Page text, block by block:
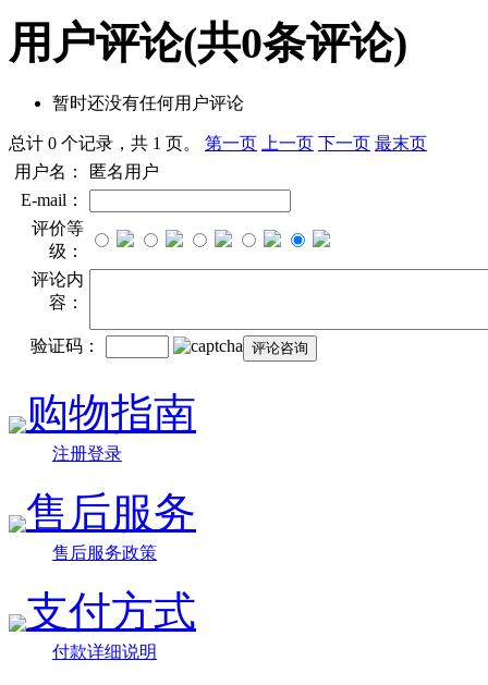
用户评论(共0条评论)
暂时还没有任何用户评论
总计 0 个记录，共 1 页。 第一页 上一页 下一页 最末页
用户名：
匿名用户
E-mail：
评价等
级：
评论内
容：
验证码：
购物指南
注册登录
售后服务
售后服务政策
支付方式
付款详细说明